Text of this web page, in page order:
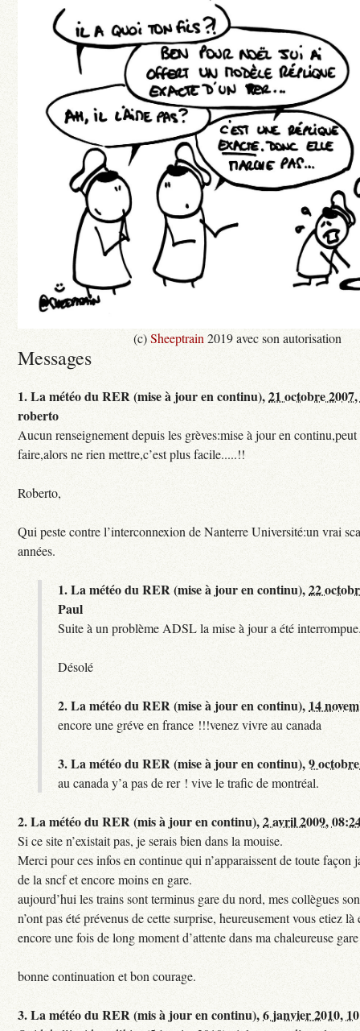
(c)Sheeptrain 2019 avec son autorisation
Messages
1.La météo du RER (mise à jour en continu),21 octobre
roberto
Aucun renseignement depuis les grèves:mise à jour en
faire,alors ne rien mettre,c’est plus facile.....!!
Roberto,
Qui peste contre l’interconnexion de Nanterre Université:un vrai
années.
1.La météo du RER (mise à jour en continu),22
Paul
Suite à un problème ADSL la mise à jour a été
Désolé
2.La météo du RER (mise à jour en continu), 14
encore une gréve en france !!!venez vivre au canada
3.La météo du RER (mise à jour en continu),9
au canada y’a pas de rer ! vive le trafic de montréal.
2.La météo du RER (mis à jour en continu),2 avril 2009,
Si ce site n’existait pas, je serais bien dans la mouise.
Merci pour ces infos en continue qui n’apparaissent de toute façon
de la sncf et encore moins en gare.
aujourd’hui les trains sont terminus gare du nord, mes collègues
n’ont pas été prévenus de cette surprise, heureusement vous etiez là
encore une fois de long moment d’attente dans ma chaleureuse
bonne continuation et bon courage.
3.La météo du RER (mis à jour en continu),6 janvier 2010,